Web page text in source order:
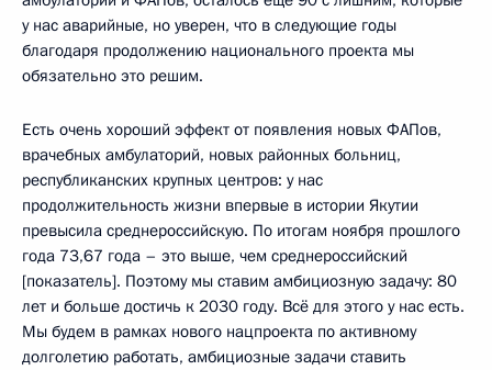
у нас аварийные, но уверен, что в следующие годы
благодаря продолжению национального проекта мы
обязательно это решим.
Есть очень хороший эффект от появления новых ФАПов,
врачебных амбулаторий, новых районных больниц,
республиканских крупных центров: у нас
продолжительность жизни впервые в истории Якутии
превысила среднероссийскую. По итогам ноября прошлого
года 73,67 года – это выше, чем среднероссийский
[показатель]. Поэтому мы ставим амбициозную задачу: 80
лет и больше достичь к 2030 году. Всё для этого у нас есть.
Мы будем в рамках нового нацпроекта по активному
долголетию работать, амбициозные задачи ставить